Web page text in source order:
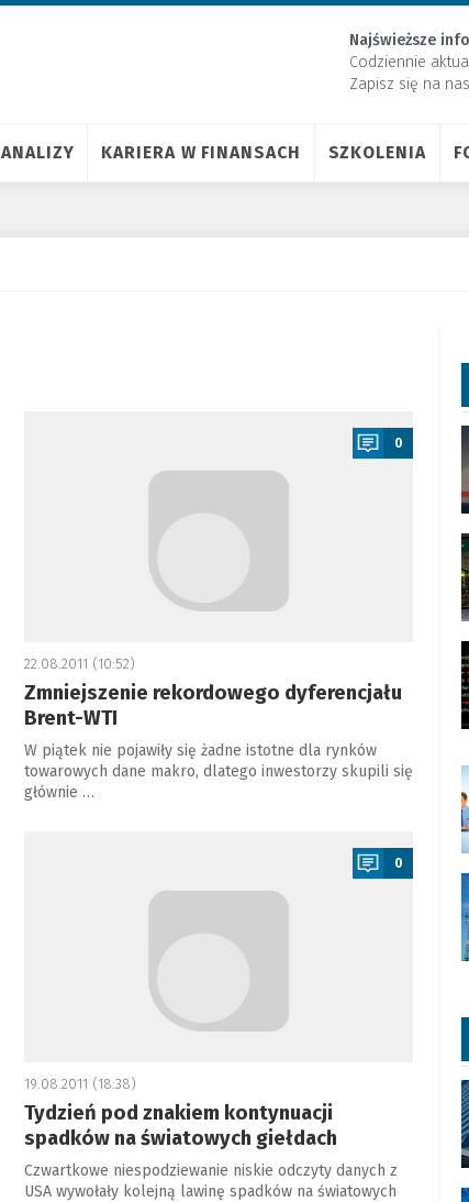
Najświeższe
Codziennie
Zapisz się na
ANALIZY KARIERA W FINANSACH SZKOLENIA
0
22.08.2011 (10:52)
Zmniejszenie rekordowego dyferencjału
Brent-WTI
W piątek nie pojawiły się żadne istotne dla rynków
towarowych dane makro, dlatego inwestorzy skupili się
głównie …
0
19.08.2011 (18:38)
Tydzień pod znakiem kontynuacji
spadków na światowych giełdach
Czwartkowe niespodziewanie niskie odczyty danych z
USA wywołały kolejną lawinę spadków na światowych